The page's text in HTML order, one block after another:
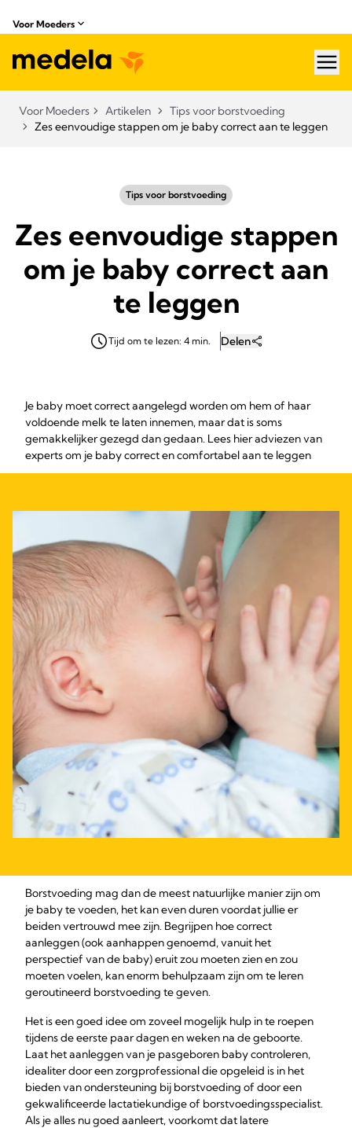
Voor Moeders
Voor Moeders Artikelen
Tips voor borstvoeding
Zes eenvoudige stappen om je baby correct aan te leggen
Tips voor borstvoeding
Zes eenvoudige stappen
om je baby correct aan
te leggen
Tijd om te lezen: 4 min. Delen
Je baby moet correct aangelegd worden om hem of haar
voldoende melk te laten innemen, maar dat is soms
gemakkelijker gezegd dan gedaan. Lees hier adviezen van
experts om je baby correct en comfortabel aan te leggen
Borstvoeding mag dan de meest natuurlijke manier zijn om
je baby te voeden, het kan even duren voordat jullie er
beiden vertrouwd mee zijn. Begrijpen hoe correct
aanleggen (ook aanhappen genoemd, vanuit het
perspectief van de baby) eruit zou moeten zien en zou
moeten voelen, kan enorm behulpzaam zijn om te leren
geroutineerd borstvoeding te geven.
Het is een goed idee om zoveel mogelijk hulp in te roepen
tijdens de eerste paar dagen en weken na de geboorte.
Laat het aanleggen van je pasgeboren baby controleren,
idealiter door een zorgprofessional die opgeleid is in het
bieden van ondersteuning bij borstvoeding of door een
gekwalificeerde lactatiekundige of borstvoedingsspecialist.
Als je alles nu goed aanleert, voorkomt dat latere